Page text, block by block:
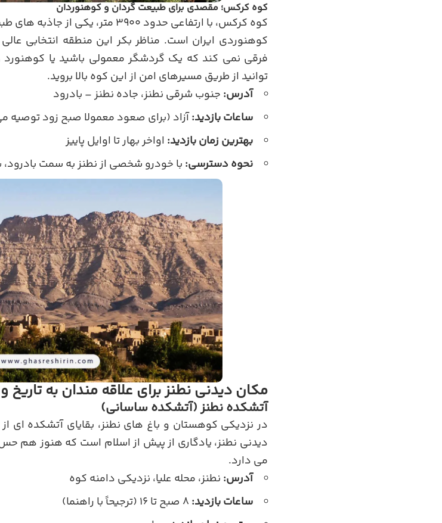
کوه کرکس؛ مقصدی برای طبیعت گردان و کوهنوردان
کوه کرکس، با ارتفاعی حدود ۳۹۰۰
کوهنوردی ایران است. مناظر بکر این منطقه انتخابی
فرقی نمی کند که یک گردشگر معمولی باشید یا
توانید از طریق مسیرهای امن از این کوه بالا بروید.
آدرس: جنوب شرقی نطنز، جاده نطنز – بادرود
ساعات بازدید:آزاد (برای صعود معمولا صبح زود توصیه
بهترین زمان بازدید: اواخر بهار تا اوایل پاییز
نحوه دسترسی: با خودرو شخصی از نطنز به سمت
مکان دیدنی نطنز برای علاقه مندان به
آتشکده نطنز (آتشکده ساسانی)
در نزدیکی کوهستان و باغ های نطنز، بقایای آتشکده
دیدنی نطنز، یادگاری از پیش از اسلام است که هنوز هم حس
می دارد.
آدرس: نطنز، محله علیا، نزدیکی دامنه کوه
ساعات بازدید: